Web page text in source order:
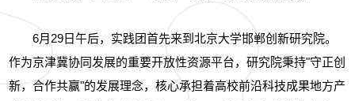
6月29日午后，实践团首先来到北京大学邯郸创新研究院。
作为京津冀协同发展的重要开放性资源平台，研究院秉持"守正创
新，合作共赢"的发展理念，核心承担着高校前沿科技成果地方产